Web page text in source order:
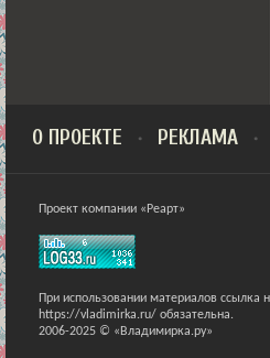
О ПРОЕКТЕ РЕКЛАМА
Проект компании «Реарт»
При использовании материалов ссылка
https://vladimirka.ru/ обязательна.
2006-2025 © «Владимирка.ру»